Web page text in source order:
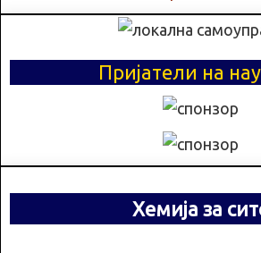
Пријатели на
Хемија за